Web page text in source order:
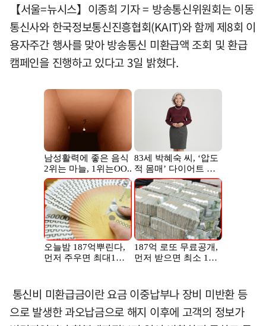
【서울=뉴시스】이종희 기자 = 방송통신위원회는 이동
통신사와 한국정보통신진흥협회(KAIT)와 함께 제8회 이
용자주간 행사를 맞아 방송통신 미환급액 조회 및 환급
캠페인을 진행하고 있다고 3일 밝혔다.
통신비 미환급금이란 요금 이중납부나 장비 미반환 등
으로 발생한 과오납금으로 해지 이후에 고객의 정보가